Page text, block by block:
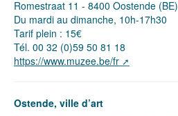
Romestraat 11 - 8400 Oostende (BE)
Du mardi au dimanche, 10h-17h30
Tarif plein : 15€
Tél. 00 32 (0)59 50 81 18
https://www.muzee.be/fr
Ostende, ville d’art